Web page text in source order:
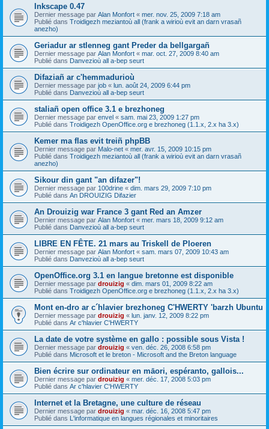
Inkscape 0.47
Dernier message par Alan Monfort « mer. nov. 25, 2009 7:18 am
Publié dans Troidigezh meziantoù all (frank a wirioù evit an darn vrasañ
anezho)
Geriadur ar stlenneg gant Preder da bellgargañ
Dernier message par Alan Monfort « mar. oct. 27, 2009 8:40 am
Publié dans Danvezioù all a-bep seurt
Difaziañ ar c'hemmadurioù
Dernier message par job « lun. août 24, 2009 6:44 pm
Publié dans Danvezioù all a-bep seurt
staliañ open office 3.1 e brezhoneg
Dernier message par envel « sam. mai 23, 2009 1:27 pm
Publié dans Troidigezh OpenOffice.org e brezhoneg (1.1.x, 2.x ha 3.x)
Kemer ma flas evit treiñ phpBB
Dernier message par Malo-net « mer. avr. 15, 2009 10:15 pm
Publié dans Troidigezh meziantoù all (frank a wirioù evit an darn vrasañ
anezho)
Sikour din gant "an difazer"!
Dernier message par 100drine « dim. mars 29, 2009 7:10 pm
Publié dans An DROUIZIG Difazier
An Drouizig war France 3 gant Red an Amzer
Dernier message par Alan Monfort « mer. mars 18, 2009 9:12 am
Publié dans Danvezioù all a-bep seurt
LIBRE EN FÊTE. 21 mars au Triskell de Ploeren
Dernier message par Alan Monfort « sam. mars 07, 2009 10:43 am
Publié dans Danvezioù all a-bep seurt
OpenOffice.org 3.1 en langue bretonne est disponible
Dernier message par drouizig « dim. mars 01, 2009 8:22 am
Publié dans Troidigezh OpenOffice.org e brezhoneg (1.1.x, 2.x ha 3.x)
Mont en-dro ar c´hlavier brezhoneg C'HWERTY 'barzh Ubuntu
Dernier message par drouizig « lun. janv. 12, 2009 8:22 pm
Publié dans Ar c'hlavier C'HWERTY
La date de votre système en gallo : possible sous Vista !
Dernier message par drouizig « ven. déc. 26, 2008 6:58 pm
Publié dans Microsoft et le breton - Microsoft and the Breton language
Bien écrire sur ordinateur en māori, espéranto, gallois...
Dernier message par drouizig « mer. déc. 17, 2008 5:03 pm
Publié dans Ar c'hlavier C'HWERTY
Internet et la Bretagne, une culture de réseau
Dernier message par drouizig « mar. déc. 16, 2008 5:47 pm
Publié dans L'informatique en langues régionales et minoritaires